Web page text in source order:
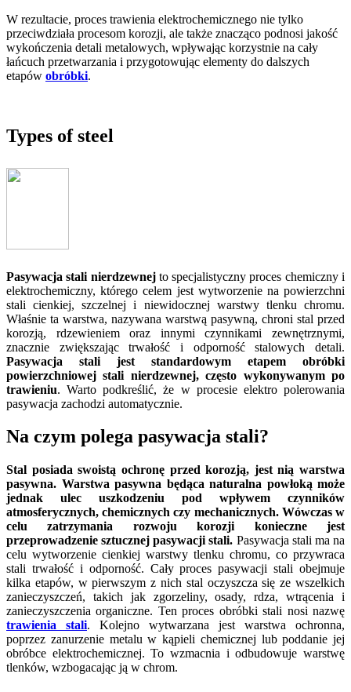
W rezultacie, proces trawienia elektrochemicznego nie tylko
przeciwdziała procesom korozji, ale także znacząco podnosi jakość
wykończenia detali metalowych, wpływając korzystnie na cały
łańcuch przetwarzania i przygotowując elementy do dalszych
etapów obróbki.
Types of steel
Pasywacja stali nierdzewnejto specjalistyczny proces chemiczny i
elektrochemiczny, którego celem jest wytworzenie na powierzchni
stali cienkiej, szczelnej i niewidocznej warstwy tlenku chromu.
Właśnie ta warstwa, nazywana warstwą pasywną, chroni stal przed
korozją, rdzewieniem oraz innymi czynnikami zewnętrznymi,
znacznie zwiększając trwałość i odporność stalowych detali.
Pasywacja stali jest standardowym etapem obróbki
powierzchniowej stali nierdzewnej, często wykonywanym po
trawieniu. Warto podkreślić, że w procesie elektro polerowania
pasywacja zachodzi automatycznie.
Na czym polega pasywacja stali?
Stal posiada swoistą ochronę przed korozją, jest nią warstwa
pasywna. Warstwa pasywna będąca naturalna powłoką może
jednak ulec uszkodzeniu pod wpływem czynników
atmosferycznych, chemicznych czy mechanicznych. Wówczas w
celu zatrzymania rozwoju korozji konieczne jest
przeprowadzenie sztucznej pasywacji stali. Pasywacja stali ma na
celu wytworzenie cienkiej warstwy tlenku chromu, co przywraca
stali trwałość i odporność. Cały proces pasywacji stali obejmuje
kilka etapów, w pierwszym z nich stal oczyszcza się ze wszelkich
zanieczyszczeń, takich jak zgorzeliny, osady, rdza, wtrącenia i
zanieczyszczenia organiczne. Ten proces obróbki stali nosi nazwę
trawienia stali. Kolejno wytwarzana jest warstwa ochronna,
poprzez zanurzenie metalu w kąpieli chemicznej lub poddanie jej
obróbce elektrochemicznej. To wzmacnia i odbudowuje warstwę
tlenków, wzbogacając ją w chrom.